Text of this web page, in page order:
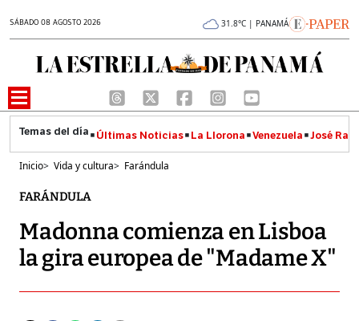
SÁBADO 08 AGOSTO 2026 31.8°C | PANAMÁ
Últimas Noticias La Llorona Venezuela José
Inicio> Vida y cultura> Farándula
FARÁNDULA
Madonna comienza en Lisboa
la gira europea de "Madame X"